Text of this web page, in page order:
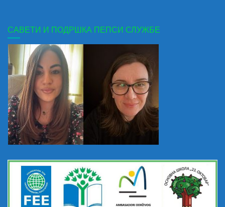
САВЕТИ И ПОДРШКА ПЕПСИ СЛУЖБЕ